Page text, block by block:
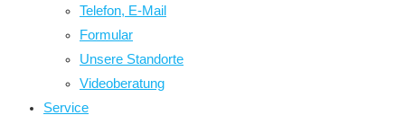
Telefon, E-Mail
Formular
Unsere Standorte
Videoberatung
Service